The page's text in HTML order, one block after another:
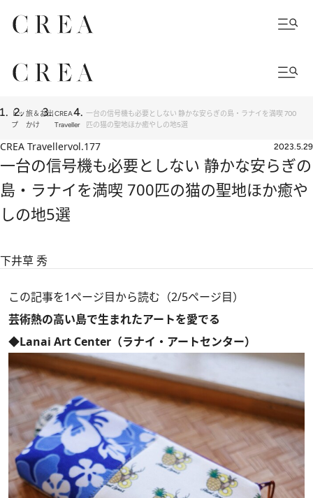
トッ
プ
旅＆お出
かけ
CREA
Traveller
一台の信号機も必要としない 静かな安らぎの島・ラナイを満喫 700
匹の猫の聖地ほか癒やしの地5選
CREA Travellervol.177 2023.5.29
一台の信号機も必要としない 静かな安らぎの
島・ラナイを満喫 700匹の猫の聖地ほか癒や
しの地5選
下井草 秀
この記事を1ページ目から読む（2/5ページ目）
芸術熱の高い島で生まれたアートを愛でる
◆Lanai Art Center（ラナイ・アートセンター）